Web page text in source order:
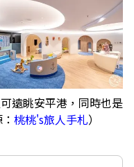
遠眺安平港，同時也是
桃桃's旅人手札）